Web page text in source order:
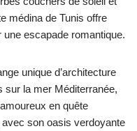
médina de Tunis offre
escapade romantique.
unique d’architecture
sur la mer Méditerranée,
en quête
avec son oasis verdoyante